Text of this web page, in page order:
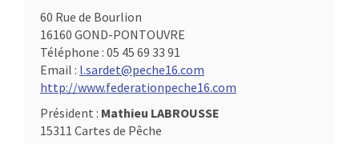
60 Rue de Bourlion
16160 GOND-PONTOUVRE
Téléphone : 05 45 69 33 91
Email : l.sardet@peche16.com
http://www.federationpeche16.com
Président : Mathieu LABROUSSE
15311 Cartes de Pêche